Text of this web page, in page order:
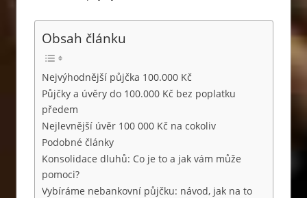
Obsah článku
Nejvýhodnější půjčka 100.000 Kč
Půjčky a úvěry do 100.000 Kč bez poplatku
předem
Nejlevnější úvěr 100 000 Kč na cokoliv
Podobné články
Konsolidace dluhů: Co je to a jak vám může
pomoci?
Vybíráme nebankovní půjčku: návod, jak na to